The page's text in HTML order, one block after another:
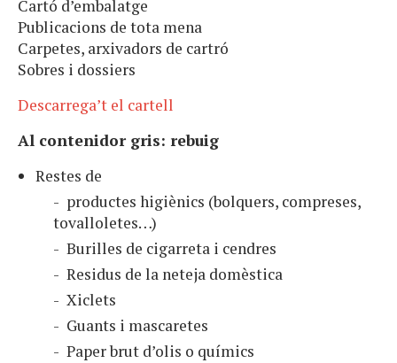
Cartó d’embalatge
Publicacions de tota mena
Carpetes, arxivadors de cartró
Sobres i dossiers
Descarrega’t el cartell
Al contenidor gris: rebuig
Restes de
productes higiènics (bolquers, compreses,
tovalloletes…)
Burilles de cigarreta i cendres
Residus de la neteja domèstica
Xiclets
Guants i mascaretes
Paper brut d’olis o químics